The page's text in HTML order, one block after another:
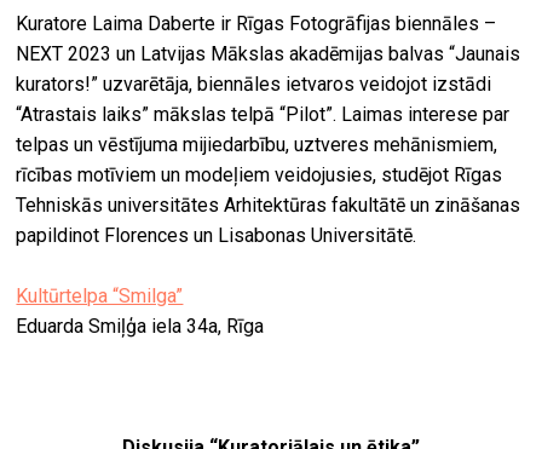
Kuratore Laima Daberte ir Rīgas Fotogrāfijas biennāles –
NEXT 2023 un Latvijas Mākslas akadēmijas balvas “Jaunais
kurators!” uzvarētāja, biennāles ietvaros veidojot izstādi
“Atrastais laiks” mākslas telpā “Pilot”. Laimas interese par
telpas un vēstījuma mijiedarbību, uztveres mehānismiem,
rīcības motīviem un modeļiem veidojusies, studējot Rīgas
Tehniskās universitātes Arhitektūras fakultātē un zināšanas
papildinot Florences un Lisabonas Universitātē.
Kultūrtelpa “Smilga”
Eduarda Smiļģa iela 34a, Rīga